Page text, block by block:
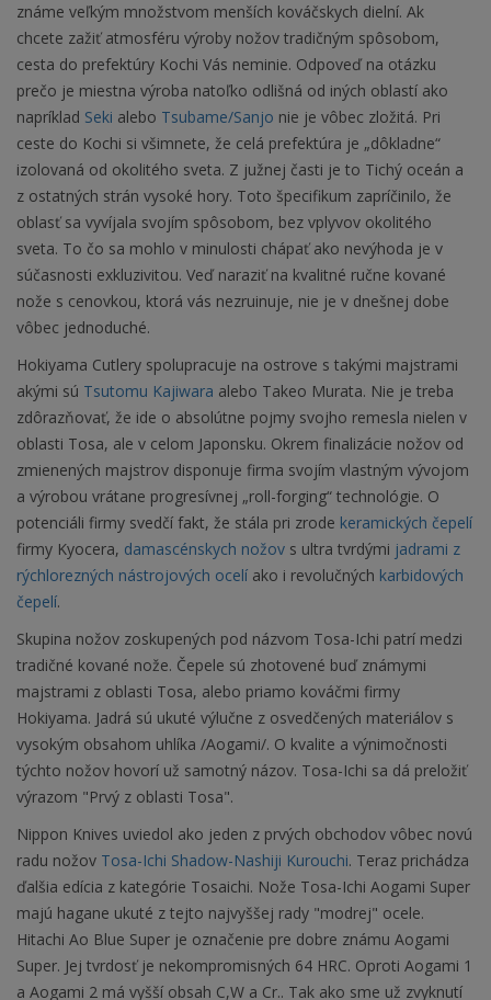
známe veľkým množstvom menších kováčskych dielní. Ak
chcete zažiť atmosféru výroby nožov tradičným spôsobom,
cesta do prefektúry Kochi Vás neminie. Odpoveď na otázku
prečo je miestna výroba natoľko odlišná od iných oblastí ako
napríklad Seki alebo Tsubame/Sanjo nie je vôbec zložitá. Pri
ceste do Kochi si všimnete, že celá prefektúra je „dôkladne“
izolovaná od okolitého sveta. Z južnej časti je to Tichý oceán a
z ostatných strán vysoké hory. Toto špecifikum zapríčinilo, že
oblasť sa vyvíjala svojím spôsobom, bez vplyvov okolitého
sveta. To čo sa mohlo v minulosti chápať ako nevýhoda je v
súčasnosti exkluzivitou. Veď naraziť na kvalitné ručne kované
nože s cenovkou, ktorá vás nezruinuje, nie je v dnešnej dobe
vôbec jednoduché.
Hokiyama Cutlery spolupracuje na ostrove s takými majstrami
akými sú Tsutomu Kajiwara alebo Takeo Murata. Nie je treba
zdôrazňovať, že ide o absolútne pojmy svojho remesla nielen v
oblasti Tosa, ale v celom Japonsku. Okrem finalizácie nožov od
zmienených majstrov disponuje firma svojím vlastným vývojom
a výrobou vrátane progresívnej „roll-forging“ technológie. O
potenciáli firmy svedčí fakt, že stála pri zrode keramických čepelí
firmy Kyocera, damascénskych nožov s ultra tvrdými jadrami z
rýchlorezných nástrojových ocelí ako i revolučných karbidových
čepelí.
Skupina nožov zoskupených pod názvom Tosa-Ichi patrí medzi
tradičné kované nože. Čepele sú zhotovené buď známymi
majstrami z oblasti Tosa, alebo priamo kováčmi firmy
Hokiyama. Jadrá sú ukuté výlučne z osvedčených materiálov s
vysokým obsahom uhlíka /Aogami/. O kvalite a výnimočnosti
týchto nožov hovorí už samotný názov. Tosa-Ichi sa dá preložiť
výrazom "Prvý z oblasti Tosa".
Nippon Knives uviedol ako jeden z prvých obchodov vôbec novú
radu nožov Tosa-Ichi Shadow-Nashiji Kurouchi. Teraz prichádza
ďalšia edícia z kategórie Tosaichi. Nože Tosa-Ichi Aogami Super
majú hagane ukuté z tejto najvyššej rady "modrej" ocele.
Hitachi Ao Blue Super je označenie pre dobre známu Aogami
Super. Jej tvrdosť je nekompromisných 64 HRC. Oproti Aogami 1
a Aogami 2 má vyšší obsah C,W a Cr.. Tak ako sme už zvyknutí